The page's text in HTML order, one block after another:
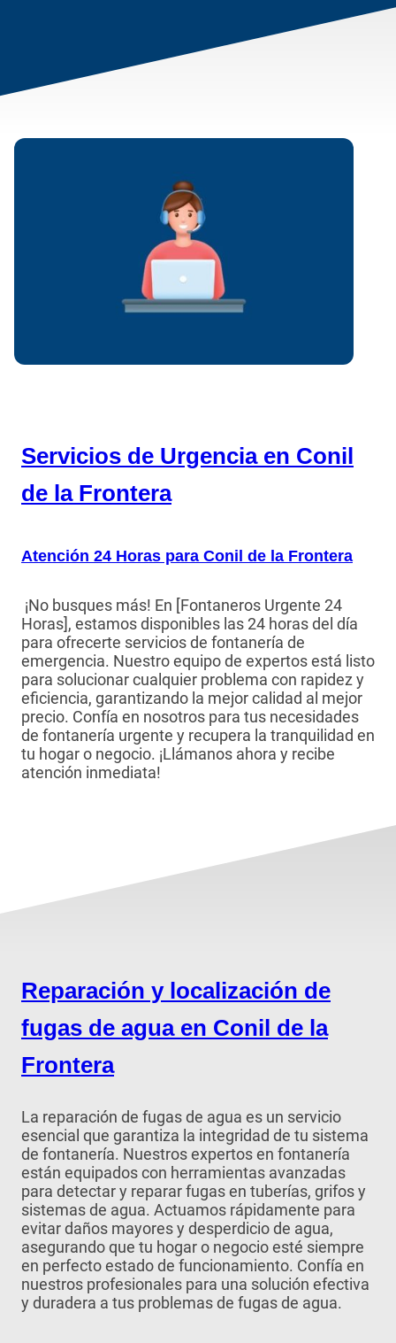
Servicios de Urgencia en Conil
de la Frontera
Atención 24 Horas para Conil de la Frontera
¡No busques más! En [Fontaneros Urgente 24
Horas], estamos disponibles las 24 horas del día
para ofrecerte servicios de fontanería de
emergencia. Nuestro equipo de expertos está listo
para solucionar cualquier problema con rapidez y
eficiencia, garantizando la mejor calidad al mejor
precio. Confía en nosotros para tus necesidades
de fontanería urgente y recupera la tranquilidad en
tu hogar o negocio. ¡Llámanos ahora y recibe
atención inmediata!
Reparación y localización de
fugas de agua en Conil de la
Frontera
La reparación de fugas de agua es un servicio
esencial que garantiza la integridad de tu sistema
de fontanería. Nuestros expertos en fontanería
están equipados con herramientas avanzadas
para detectar y reparar fugas en tuberías, grifos y
sistemas de agua. Actuamos rápidamente para
evitar daños mayores y desperdicio de agua,
asegurando que tu hogar o negocio esté siempre
en perfecto estado de funcionamiento. Confía en
nuestros profesionales para una solución efectiva
y duradera a tus problemas de fugas de agua.